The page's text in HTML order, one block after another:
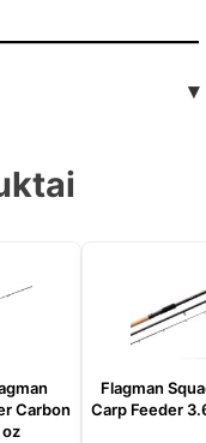
▾
Сarbon
Flagman
Сarp Feeder